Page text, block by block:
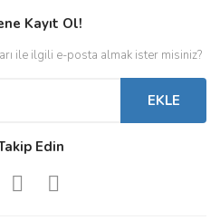
Kayıt Ol!
ile ilgili e-posta almak ister misiniz?
EKLE
Edin